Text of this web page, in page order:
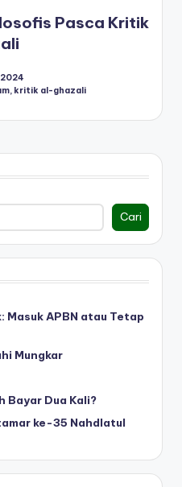
Pasca Kritik
kritik al-ghazali
Cari
APBN atau Tetap
Mungkar
Bayar Dua Kali?
ke-35 Nahdlatul